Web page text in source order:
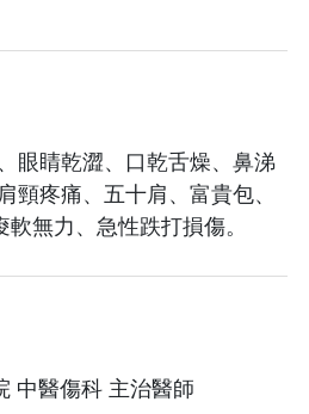
眼睛乾澀、口乾舌燥、鼻涕
頸疼痛、五十肩、富貴包、
無力、急性跌打損傷。
中醫傷科 主治醫師